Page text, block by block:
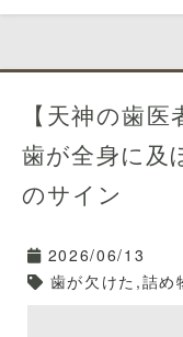
位」
ます。
歯の表面の「エナ
がって露出した「
の4分の1以下の硬
特に30代以降は、
率が上がります。
もブラッシングが
帯です。
【天神の歯
歯が全身に及
のサイン
2026/06/13
歯が欠けた,詰め